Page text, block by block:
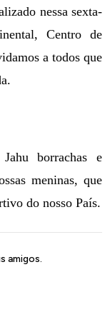
nessa sexta-
Centro de
a todos que
borrachas e
meninas, que
do nosso País.
amigos.